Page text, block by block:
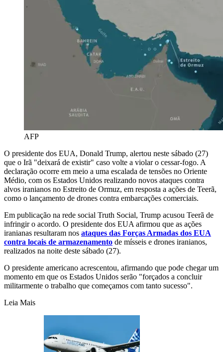
AFP
O presidente dos EUA, Donald Trump, alertou neste sábado (27)
que o Irã "deixará de existir" caso volte a violar o cessar-fogo. A
declaração ocorre em meio a uma escalada de tensões no Oriente
Médio, com os Estados Unidos realizando novos ataques contra
alvos iranianos no Estreito de Ormuz, em resposta a ações de Teerã,
como o lançamento de drones contra embarcações comerciais.
Em publicação na rede social Truth Social, Trump acusou Teerã de
infringir o acordo. O presidente dos EUA afirmou que as ações
iranianas resultaram nos ataques das Forças Armadas dos EUA
contra locais de armazenamento de mísseis e drones iranianos,
realizados na noite deste sábado (27).
O presidente americano acrescentou, afirmando que pode chegar um
momento em que os Estados Unidos serão "forçados a concluir
militarmente o trabalho que começamos com tanto sucesso".
Leia Mais